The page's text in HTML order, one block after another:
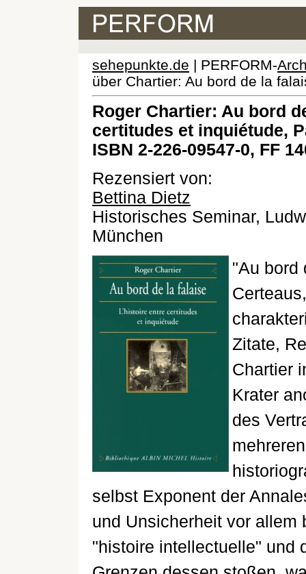
sehepunkte.de | PERFORM-
über Chartier: Au bord de la
Roger Chartier: Au bord
certitudes et inquiétude,
ISBN 2-226-09547-0, FF
Rezensiert von:
Bettina Dietz
Historisches Seminar,
München
"Au bord
Zitate,
Chartier
Krater
des
selbst Exponent der
und Unsicherheit vor allem
"histoire intellectuelle" und